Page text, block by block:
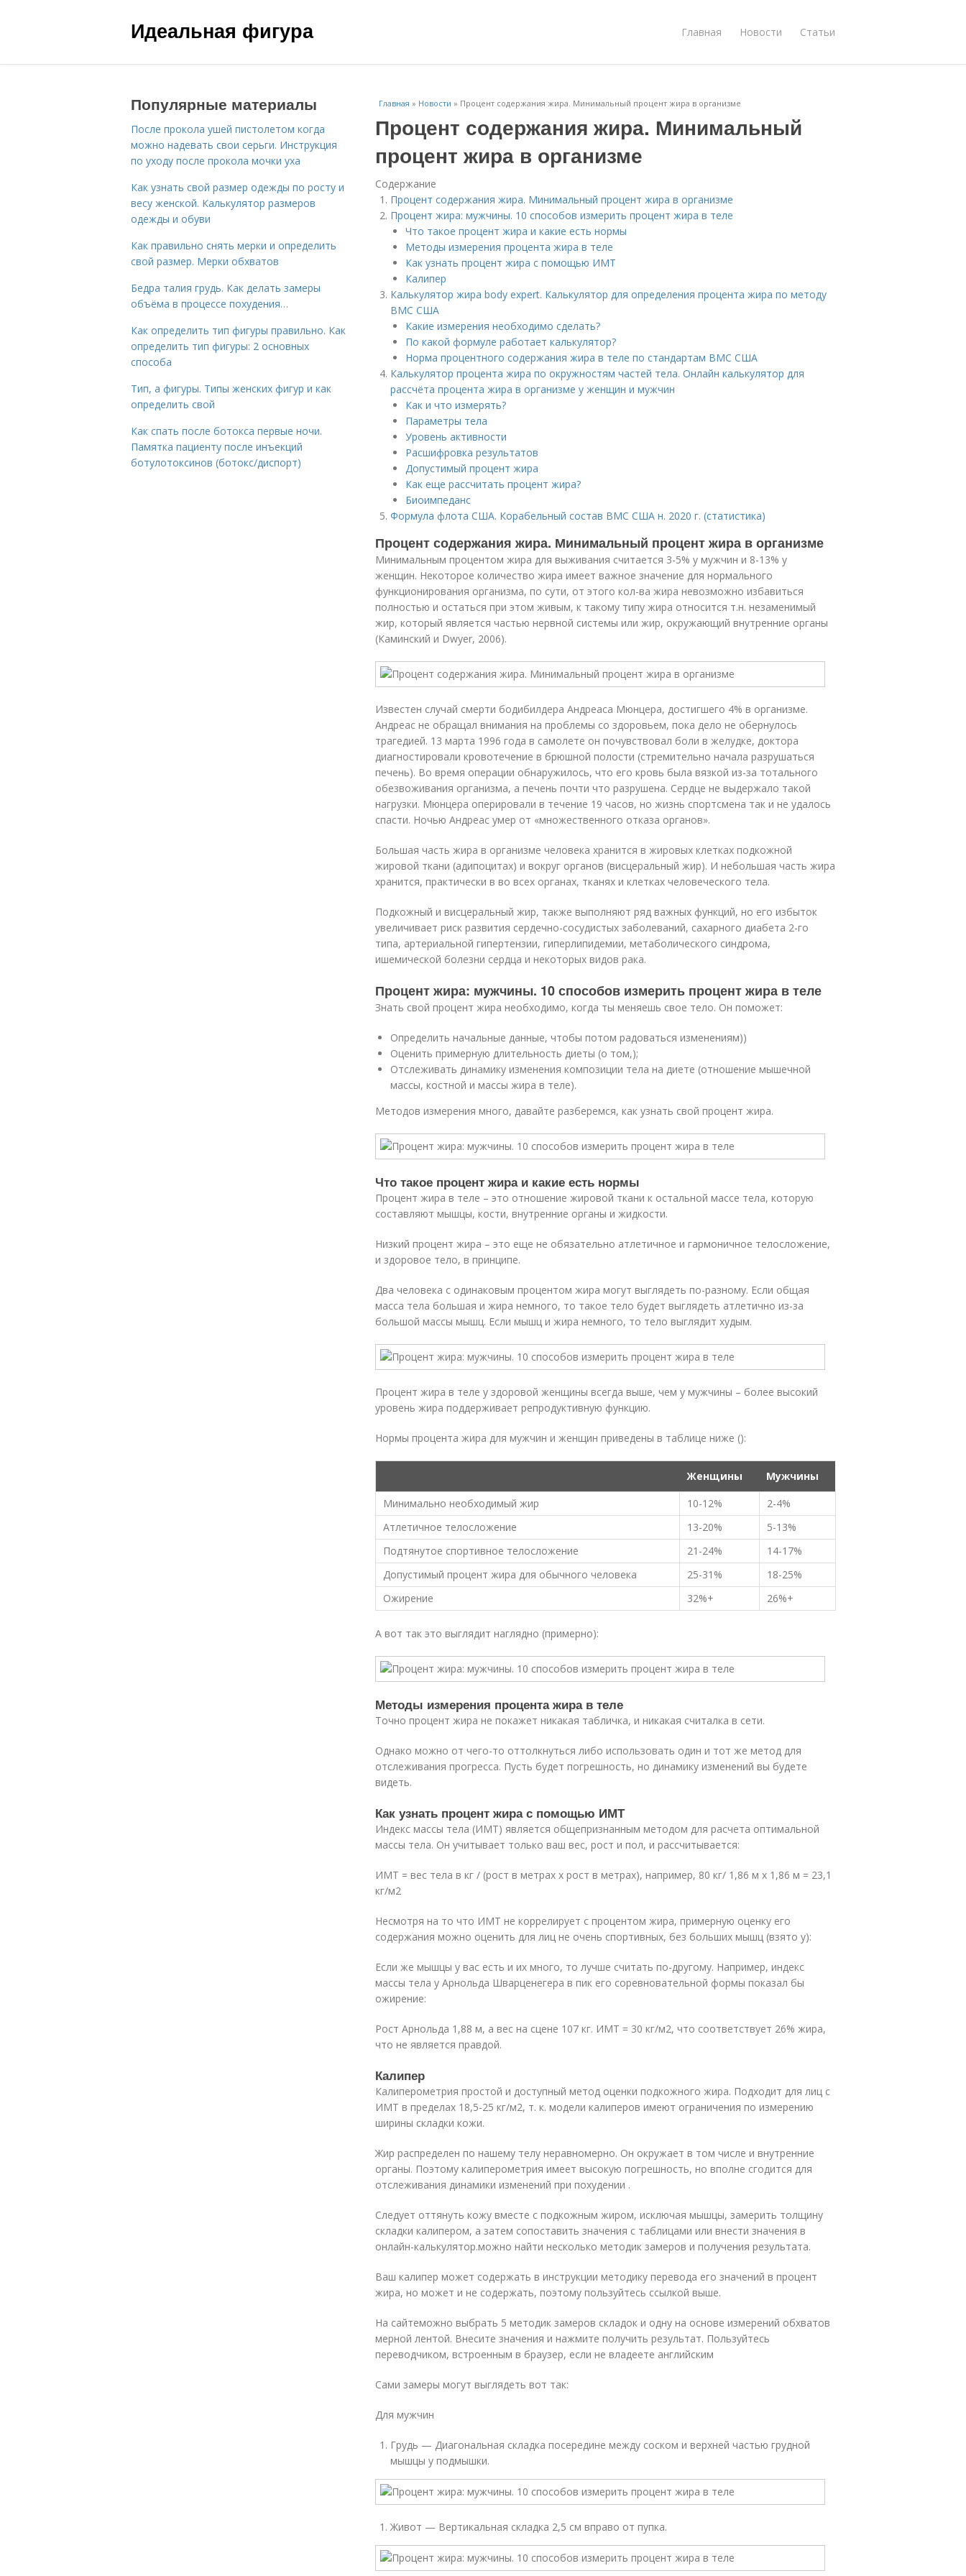
Идеальная фигура Главная Новости Статьи
Главная » Новости » Процент содержания жира. Минимальный процент жира в организме
Процент содержания жира. Минимальный
процент жира в организме
Содержание
Процент содержания жира. Минимальный процент жира в организме
Процент жира: мужчины. 10 способов измерить процент жира в теле
Что такое процент жира и какие есть нормы
Методы измерения процента жира в теле
Как узнать процент жира с помощью ИМТ
Калипер
Калькулятор жира body expert. Калькулятор для определения процента жира по методу
ВМС США
Какие измерения необходимо сделать?
По какой формуле работает калькулятор?
Норма процентного содержания жира в теле по стандартам ВМС США
Калькулятор процента жира по окружностям частей тела. Онлайн калькулятор для
рассчёта процента жира в организме у женщин и мужчин
Как и что измерять?
Параметры тела
Уровень активности
Расшифровка результатов
Допустимый процент жира
Как еще рассчитать процент жира?
Биоимпеданс
Формула флота США. Корабельный состав ВМС США н. 2020 г. (статистика)
Процент содержания жира. Минимальный процент жира в организме
Минимальным процентом жира для выживания считается 3-5% у мужчин и 8-13% у
женщин. Некоторое количество жира имеет важное значение для нормального
функционирования организма, по сути, от этого кол-ва жира невозможно избавиться
полностью и остаться при этом живым, к такому типу жира относится т.н. незаменимый
жир, который является частью нервной системы или жир, окружающий внутренние органы
(Каминский и Dwyer, 2006).
Известен случай смерти бодибилдера Андреаса Мюнцера, достигшего 4% в организме.
Андреас не обращал внимания на проблемы со здоровьем, пока дело не обернулось
трагедией. 13 марта 1996 года в самолете он почувствовал боли в желудке, доктора
диагностировали кровотечение в брюшной полости (стремительно начала разрушаться
печень). Во время операции обнаружилось, что его кровь была вязкой из-за тотального
обезвоживания организма, а печень почти что разрушена. Сердце не выдержало такой
нагрузки. Мюнцера оперировали в течение 19 часов, но жизнь спортсмена так и не удалось
спасти. Ночью Андреас умер от «множественного отказа органов».
Большая часть жира в организме человека хранится в жировых клетках подкожной
жировой ткани (адипоцитах) и вокруг органов (висцеральный жир). И небольшая часть жира
хранится, практически в во всех органах, тканях и клетках человеческого тела.
Подкожный и висцеральный жир, также выполняют ряд важных функций, но его избыток
увеличивает риск развития сердечно-сосудистых заболеваний, сахарного диабета 2-го
типа, артериальной гипертензии, гиперлипидемии, метаболического синдрома,
ишемической болезни сердца и некоторых видов рака.
Процент жира: мужчины. 10 способов измерить процент жира в теле
Знать свой процент жира необходимо, когда ты меняешь свое тело. Он поможет:
Определить начальные данные, чтобы потом радоваться изменениям))
Оценить примерную длительность диеты (о том,);
Отслеживать динамику изменения композиции тела на диете (отношение мышечной
массы, костной и массы жира в теле).
Методов измерения много, давайте разберемся, как узнать свой процент жира.
Что такое процент жира и какие есть нормы
Процент жира в теле – это отношение жировой ткани к остальной массе тела, которую
составляют мышцы, кости, внутренние органы и жидкости.
Низкий процент жира – это еще не обязательно атлетичное и гармоничное телосложение,
и здоровое тело, в принципе.
Два человека с одинаковым процентом жира могут выглядеть по-разному. Если общая
масса тела большая и жира немного, то такое тело будет выглядеть атлетично из-за
большой массы мышц. Если мышц и жира немного, то тело выглядит худым.
Процент жира в теле у здоровой женщины всегда выше, чем у мужчины – более высокий
уровень жира поддерживает репродуктивную функцию.
Нормы процента жира для мужчин и женщин приведены в таблице ниже ():
Женщины
Мужчины
Минимально необходимый жир
10-12%
2-4%
Атлетичное телосложение
13-20%
5-13%
Подтянутое спортивное телосложение
21-24%
14-17%
Допустимый процент жира для обычного человека
25-31%
18-25%
Ожирение
32%+ 26%+
А вот так это выглядит наглядно (примерно):
Методы измерения процента жира в теле
Точно процент жира не покажет никакая табличка, и никакая считалка в сети.
Однако можно от чего-то оттолкнуться либо использовать один и тот же метод для
отслеживания прогресса. Пусть будет погрешность, но динамику изменений вы будете
видеть.
Как узнать процент жира с помощью ИМТ
Индекс массы тела (ИМТ) является общепризнанным методом для расчета оптимальной
массы тела. Он учитывает только ваш вес, рост и пол, и рассчитывается:
ИМТ = вес тела в кг / (рост в метрах х рост в метрах), например, 80 кг/ 1,86 м х 1,86 м = 23,1
кг/м2
Несмотря на то что ИМТ не коррелирует с процентом жира, примерную оценку его
содержания можно оценить для лиц не очень спортивных, без больших мышц (взято у):
Если же мышцы у вас есть и их много, то лучше считать по-другому. Например, индекс
массы тела у Арнольда Шварценегера в пик его соревновательной формы показал бы
ожирение:
Рост Арнольда 1,88 м, а вес на сцене 107 кг. ИМТ = 30 кг/м2, что соответствует 26% жира,
что не является правдой.
Калипер
Калиперометрия простой и доступный метод оценки подкожного жира. Подходит для лиц с
ИМТ в пределах 18,5-25 кг/м2, т. к. модели калиперов имеют ограничения по измерению
ширины складки кожи.
Жир распределен по нашему телу неравномерно. Он окружает в том числе и внутренние
органы. Поэтому калиперометрия имеет высокую погрешность, но вполне сгодится для
отслеживания динамики изменений при похудении .
Следует оттянуть кожу вместе с подкожным жиром, исключая мышцы, замерить толщину
складки калипером, а затем сопоставить значения с таблицами или внести значения в
онлайн-калькулятор.можно найти несколько методик замеров и получения результата.
Ваш калипер может содержать в инструкции методику перевода его значений в процент
жира, но может и не содержать, поэтому пользуйтесь ссылкой выше.
На сайтеможно выбрать 5 методик замеров складок и одну на основе измерений обхватов
мерной лентой. Внесите значения и нажмите получить результат. Пользуйтесь
переводчиком, встроенным в браузер, если не владеете английским
Сами замеры могут выглядеть вот так:
Для мужчин
Грудь — Диагональная складка посередине между соском и верхней частью грудной
мышцы у подмышки.
Живот — Вертикальная складка 2,5 см вправо от пупка.
Популярные материалы
После прокола ушей пистолетом когда
можно надевать свои серьги. Инструкция
по уходу после прокола мочки уха
Как узнать свой размер одежды по росту и
весу женской. Калькулятор размеров
одежды и обуви
Как правильно снять мерки и определить
свой размер. Мерки обхватов
Бедра талия грудь. Как делать замеры
объёма в процессе похудения…
Как определить тип фигуры правильно. Как
определить тип фигуры: 2 основных
способа
Тип, а фигуры. Типы женских фигур и как
определить свой
Как спать после ботокса первые ночи.
Памятка пациенту после инъекций
ботулотоксинов (ботокс/диспорт)